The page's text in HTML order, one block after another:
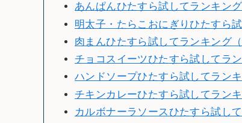
あんぱんひたすら試してランキン
明太子・たらこおにぎりひたすら
肉まんひたすら試してランキング
チョコスイーツひたすら試してラ
ハンドソープひたすら試してラン
チキンカレーひたすら試してラン
カルボナーラソースひたすら試し